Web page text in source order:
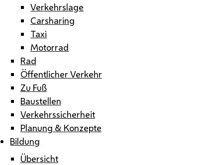
Verkehrslage
Carsharing
Taxi
Motorrad
Rad
Öffentlicher Verkehr
Zu Fuß
Baustellen
Verkehrssicherheit
Planung & Konzepte
Bildung
Übersicht